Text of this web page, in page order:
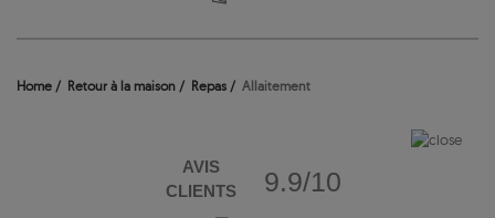
Home Retour à la maison Repas Allaitement
AVIS
CLIENTS
9.9/10